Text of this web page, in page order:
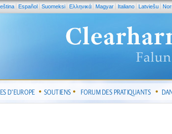
Español Suomeksi Ελληνικά Magyar Italiano Latviešu
D’EUROPE SOUTIENS FORUM DES PRATIQUANTS